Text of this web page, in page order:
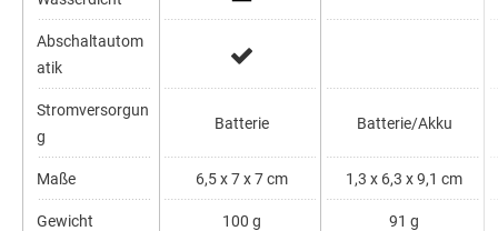
Abschaltautom
atik
Stromversorgun
g
Maße
Gewicht
Batterie
6,5 x 7 x 7 cm
100 g
Batterie/Akku
1,3 x 6,3 x 9,1 cm
91 g